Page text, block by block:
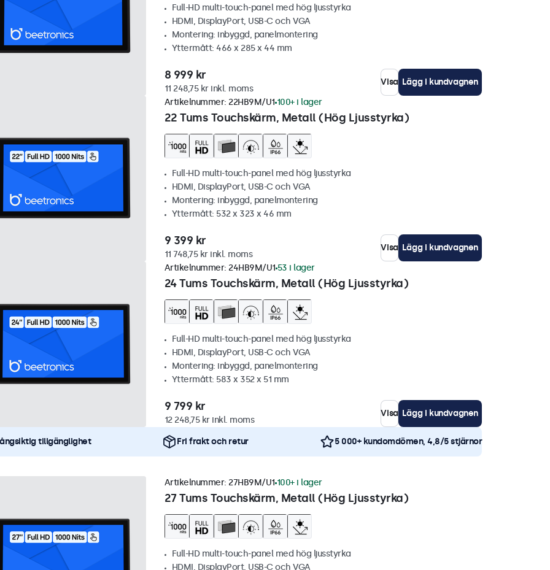
Full-HD multi-touch-panel med hög ljusstyrka
HDMI, DisplayPort, USB-C och VGA
Montering: inbyggd, panelmontering
Yttermått: 466 x 285 x 44 mm
8 999 kr
11 248,75 kr inkl. moms
Visa Lägg i kundvagnen
22 Tums Touchskärm, Metall (Hög Ljusstyrka)
Artikelnummer: 22HB9M/U1 100+ i lager
Full-HD multi-touch-panel med hög ljusstyrka
HDMI, DisplayPort, USB-C och VGA
Montering: inbyggd, panelmontering
Yttermått: 532 x 323 x 46 mm
9 399 kr
11 748,75 kr inkl. moms
Visa Lägg i kundvagnen
24 Tums Touchskärm, Metall (Hög Ljusstyrka)
Artikelnummer: 24HB9M/U1 53 i lager
Full-HD multi-touch-panel med hög ljusstyrka
HDMI, DisplayPort, USB-C och VGA
Montering: inbyggd, panelmontering
Yttermått: 583 x 352 x 51 mm
9 799 kr
12 248,75 kr inkl. moms
Visa Lägg i kundvagnen
tillgänglighet Fri frakt och retur 5 000+ kundomdömen, 4,8/5 stjärnor
27 Tums Touchskärm, Metall (Hög Ljusstyrka)
Artikelnummer: 27HB9M/U1 100+ i lager
Full-HD multi-touch-panel med hög ljusstyrka
HDMI, DisplayPort, USB-C och VGA